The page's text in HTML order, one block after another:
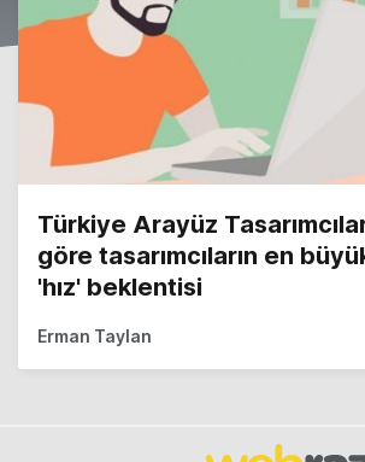
Türkiye Arayüz
göre tasarımcıların en
'hız' beklentisi
Erman Taylan